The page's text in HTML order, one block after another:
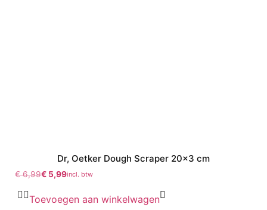
Dr, Oetker Dough Scraper 20×3 cm
€6,99€ 5,99incl. btw
Toevoegen aan winkelwagen